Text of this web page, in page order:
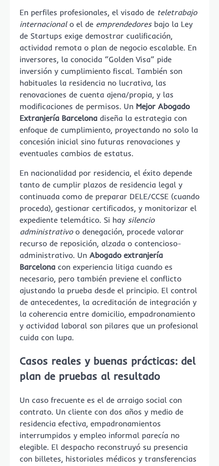
En perfiles profesionales, el visado de teletrabajo
internacionalo el de emprendedoresbajo la Ley
de Startups exige demostrar cualificación,
actividad remota o plan de negocio escalable. En
inversores, la conocida “Golden Visa” pide
inversión y cumplimiento fiscal. También son
habituales la residencia no lucrativa, las
renovaciones de cuenta ajena/propia, y las
modificaciones de permisos. Un Mejor Abogado
Extranjería Barcelona diseña la estrategia con
enfoque de cumplimiento, proyectando no solo la
concesión inicial sino futuras renovaciones y
eventuales cambios de estatus.
En nacionalidad por residencia, el éxito depende
tanto de cumplir plazos de residencia legal y
continuada como de preparar DELE/CCSE (cuando
proceda), gestionar certificados, y monitorizar el
expediente telemático. Si hay silencio
administrativoo denegación, procede valorar
recurso de reposición, alzada o contencioso-
administrativo. Un Abogado extranjería
Barcelona con experiencia litiga cuando es
necesario, pero también previene el conflicto
ajustando la prueba desde el principio. El control
de antecedentes, la acreditación de integración y
la coherencia entre domicilio, empadronamiento
y actividad laboral son pilares que un profesional
cuida con lupa.
Casos reales y buenas prácticas: del
plan de pruebas al resultado
Un caso frecuente es el de arraigo social con
contrato. Un cliente con dos años y medio de
residencia efectiva, empadronamientos
interrumpidos y empleo informal parecía no
elegible. El despacho reconstruyó su presencia
con billetes, historiales médicos y transferencias